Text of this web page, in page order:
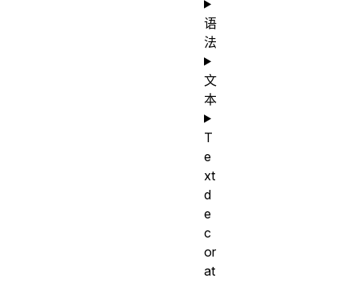
语
法
文
本
T
e
xt
d
e
c
or
at